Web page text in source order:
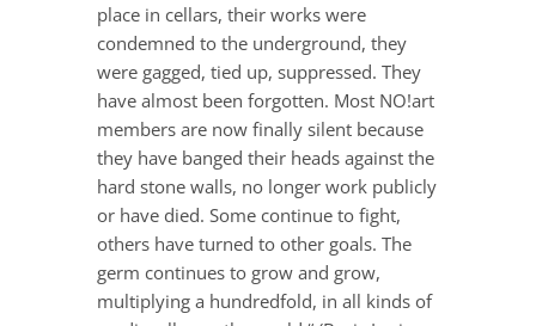
place in cellars, their works were
condemned to the underground, they
were gagged, tied up, suppressed. They
have almost been forgotten. Most NO!art
members are now finally silent because
they have banged their heads against the
hard stone walls, no longer work publicly
or have died. Some continue to fight,
others have turned to other goals. The
germ continues to grow and grow,
multiplying a hundredfold, in all kinds of